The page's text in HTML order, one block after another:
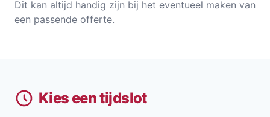
Dit kan altijd handig zijn bij het eventueel maken van
een passende offerte.
Kies een tijdslot